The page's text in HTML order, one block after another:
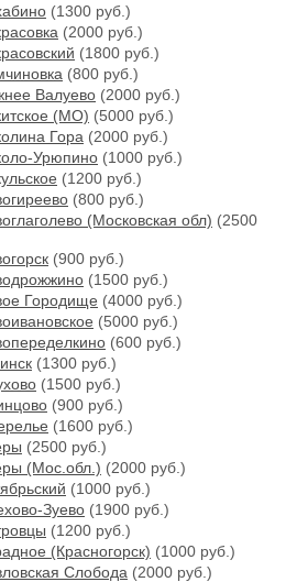
(1300 руб.)
(2000 руб.)
(1800 руб.)
(800 руб.)
Валуево (2000 руб.)
(МО) (5000 руб.)
Гора (2000 руб.)
Урюпино (1000 руб.)
(1200 руб.)
(800 руб.)
(Московская обл) (2500
(900 руб.)
(1500 руб.)
Городище (4000 руб.)
(5000 руб.)
(600 руб.)
(1300 руб.)
(1500 руб.)
(900 руб.)
(1600 руб.)
(2500 руб.)
(Мос.обл.) (2000 руб.)
(1000 руб.)
Зуево (1900 руб.)
(1200 руб.)
(Красногорск) (1000 руб.)
Слобода (2000 руб.)